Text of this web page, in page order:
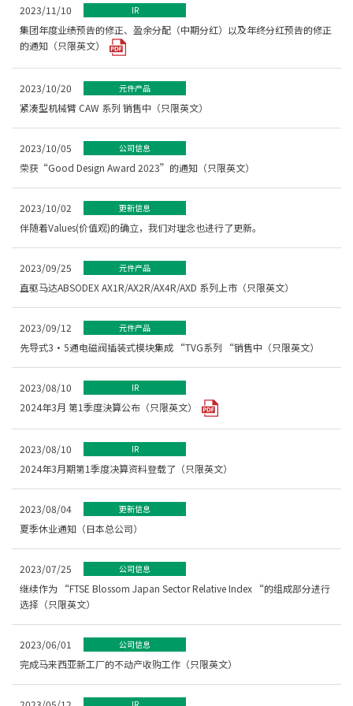
2023/11/10 IR
集团年度业绩预告的修正、盈余分配（中期分红）以及年终分红预告的修正
的通知（只限英文）
2023/10/20 元件产品
紧凑型机械臂 CAW 系列 销售中（只限英文）
2023/10/05 公司信息
荣获“Good Design Award 2023”的通知（只限英文）
2023/10/02 更新信息
伴随着Values(价值观)的确立，我们对理念也进行了更新。
2023/09/25 元件产品
直驱马达ABSODEX AX1R/AX2R/AX4R/AXD 系列上市（只限英文）
2023/09/12 元件产品
先导式3・5通电磁阀插装式模块集成 “TVG系列 “销售中（只限英文）
2023/08/10 IR
2024年3月 第1季度決算公布（只限英文）
2023/08/10 IR
2024年3月期第1季度决算资料登载了（只限英文）
2023/08/04 更新信息
夏季休业通知（日本总公司）
2023/07/25 公司信息
继续作为 “FTSE Blossom Japan Sector Relative Index “的组成部分进行
选择（只限英文）
2023/06/01 公司信息
完成马来西亚新工厂的不动产收购工作（只限英文）